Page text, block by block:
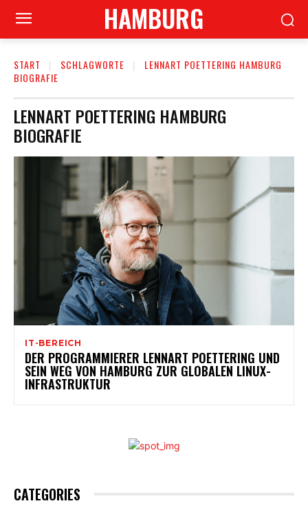
HAMBURG
START SCHLAGWORTE
LENNART POETTERING HAMBURG
BIOGRAFIE
LENNART POETTERING HAMBURG
BIOGRAFIE
IT-BEREICH
DER PROGRAMMIERER LENNART POETTERING UND
SEIN WEG VON HAMBURG ZUR GLOBALEN LINUX-
INFRASTRUKTUR
CATEGORIES